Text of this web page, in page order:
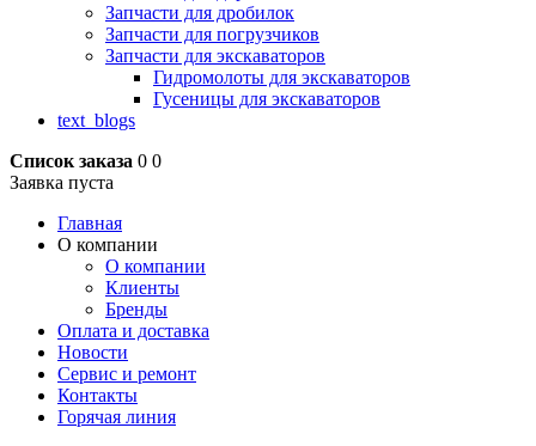
Запчасти для дробилок
Запчасти для погрузчиков
Запчасти для экскаваторов
Гидромолоты для экскаваторов
Гусеницы для экскаваторов
text_blogs
Список заказа 0 0
Заявка пуста
Главная
О компании
О компании
Клиенты
Бренды
Оплата и доставка
Новости
Сервис и ремонт
Контакты
Горячая линия